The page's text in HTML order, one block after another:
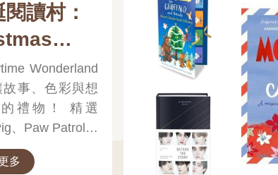
讀村：
Wonderland
事、色彩與想
禮物！ 精選
、Paw Patrol、
等經典角色的
曆， 從閱讀、
多